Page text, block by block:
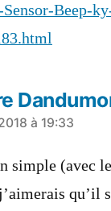
Beep-
à 19:33
simple (avec
qu’il